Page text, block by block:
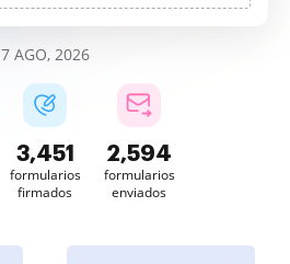
7 AGO, 2026
3,451
formularios
firmados
2,594
formularios
enviados